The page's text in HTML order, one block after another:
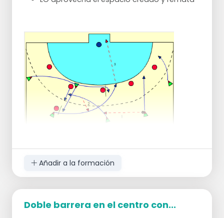
Añadir a la formación
Doble barrera en el centro con...